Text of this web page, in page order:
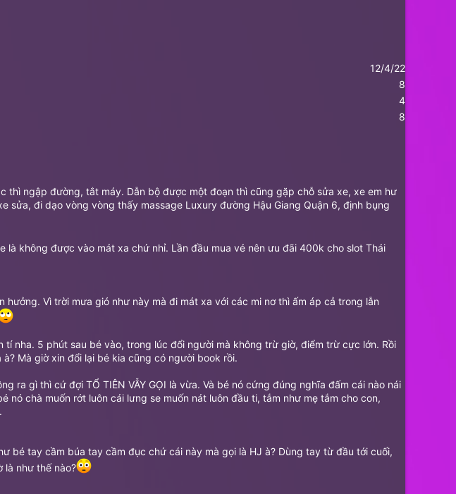
12/4/22
8
4
8
ngập đường, tắt máy. Dẫn bộ được một đoạn thì cũng gặp chỗ sửa xe, xe em hư
đi dạo vòng vòng thấy massage Luxury đường Hậu Giang Quận 6, định bụng
không được vào mát xa chứ nhỉ. Lần đầu mua vé nên ưu đãi 400k cho slot Thái
Vì trời mưa gió như này mà đi mát xa với các mi nơ thì ấm áp cả trong lẫn
nha. 5 phút sau bé vào, trong lúc đổi người mà không trừ giờ, điểm trừ cực lớn. Rồi
Mà giờ xin đổi lại bé kia cũng có người book rồi.
ra gì thì cứ đợi TỔ TIÊN VẪY GỌI là vừa. Và bé nó cứng đúng nghĩa đấm cái nào nái
chà muốn rớt luôn cái lưng se muốn nát luôn đầu ti, tắm như mẹ tắm cho con,
bé tay cầm búa tay cầm đục chứ cái này mà gọi là HJ à? Dùng tay từ đầu tới cuối,
là như thế nào?